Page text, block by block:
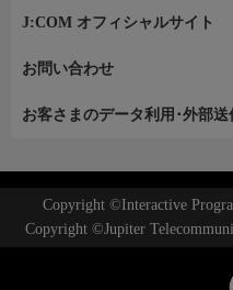
J:COM オフィシャルサイト
お問い合わせ
お客さまのデータ利用･外部送
Copyright ©Interactive
Copyright ©Jupiter